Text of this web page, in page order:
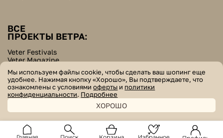
ВСЕ
ПРОЕКТЫ ВЕТРА:
Veter Festivals
Veter Magazine
Helpers Bazar
© veter. все права защищены
Мы используем файлы cookie, чтобы сделать ваш шопинг еще
удобнее. Нажимая кнопку «Хорошо», Вы подтверждаете, что
ознакомлены с условиямиоферты и политики
конфиденциальности. Подробнее
ХОРОШО